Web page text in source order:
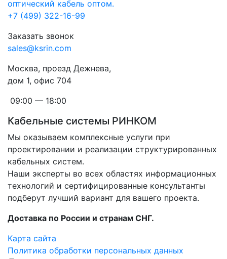
+7 (499) 322-16-99
Заказать звонок
sales@ksrin.com
Москва, проезд Дежнева,
дом 1, офис 704
09:00 — 18:00
Кабельные системы РИНКОМ
Мы оказываем комплексные услуги при
проектировании и реализации структурированных
кабельных систем.
Наши эксперты во всех областях информационных
технологий и сертифицированные консультанты
подберут лучший вариант для вашего проекта.
Доставка по России и странам СНГ.
Карта сайта
Политика обработки персональных данных